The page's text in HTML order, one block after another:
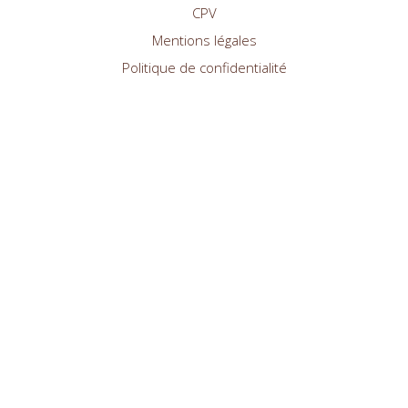
CPV
Mentions légales
Politique de confidentialité